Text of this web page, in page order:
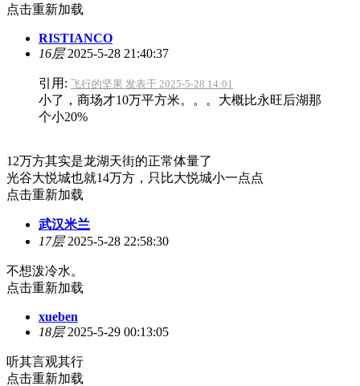
点击重新加载
RISTIANCO
16层2025-5-28 21:40:37
引用: 飞行的坚果 发表于 2025-5-28 14:01
小了，商场才10万平方米。。。大概比永旺后湖那
个小20%
12万方其实是龙湖天街的正常体量了
光谷大悦城也就14万方，只比大悦城小一点点
点击重新加载
武汉米兰
17层2025-5-28 22:58:30
不想泼冷水。
点击重新加载
xueben
18层2025-5-29 00:13:05
听其言观其行
点击重新加载